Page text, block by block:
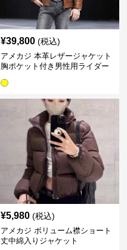
¥39,800 (税込)
アメカジ 本革レザージャケット
胸ポケット付き男性用ライダー
¥5,980 (税込)
アメカジ ボリューム襟ショート
丈中綿入りジャケット